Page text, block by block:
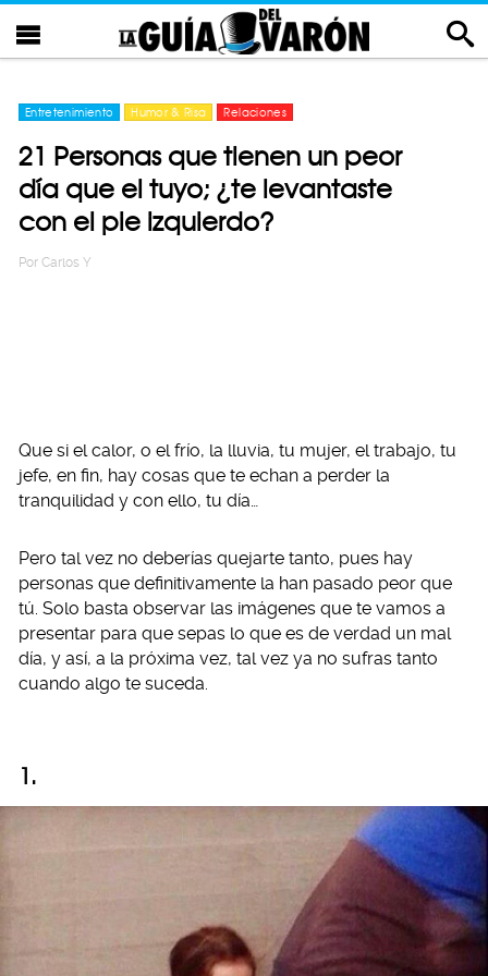
Entretenimiento Humor & Risa Relaciones
21 Personas que tienen un peor
día que el tuyo; ¿te levantaste
con el pie izquierdo?
Por Carlos Y
Que si el calor, o el frío, la lluvia, tu mujer, el trabajo, tu
jefe, en fin, hay cosas que te echan a perder la
tranquilidad y con ello, tu día…
Pero tal vez no deberías quejarte tanto, pues hay
personas que definitivamente la han pasado peor que
tú. Solo basta observar las imágenes que te vamos a
presentar para que sepas lo que es de verdad un mal
día, y así, a la próxima vez, tal vez ya no sufras tanto
cuando algo te suceda.
1.